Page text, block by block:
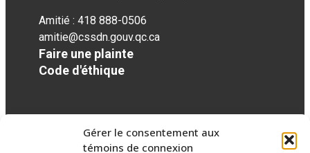
Gérer le consentement aux
témoins de connexion
Amitié : 418 888-0506
amitie@cssdn.gouv.qc.ca
Faire une plainte
Code d'éthique